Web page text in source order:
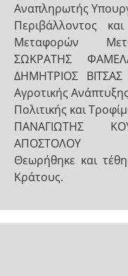
Αναπληρωτής
Περιβάλλοντος
Μεταφορών
ΣΩΚΡΑΤΗΣ
ΔΗΜΗΤΡΙΟΣ ΒΙΤΣΑΣ
Αγροτικής Ανάπτυξης
Πολιτικής και
ΠΑΝΑΓΙΩΤΗΣ
ΑΠΟΣΤΟΛΟΥ
Θεωρήθηκε και
Κράτους.